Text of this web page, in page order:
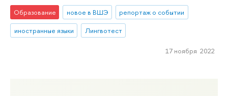
Образование новое в ВШЭ
репортаж о событии
иностранные языки
Лингвотест
17 ноября 2022